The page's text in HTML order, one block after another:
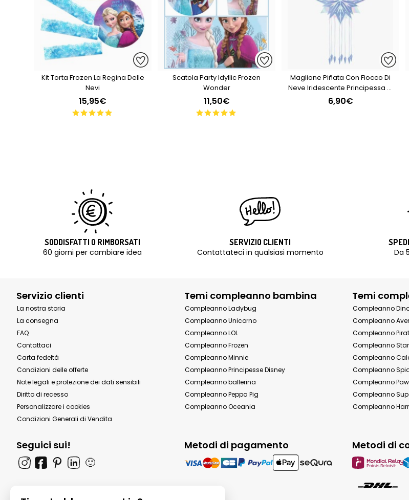
Kit Torta Frozen La Regina Delle
Nevi
15,95€
Scatola Party Idyllic Frozen
Wonder
11,50€
Maglione Piñata Con Fiocco Di
Neve Iridescente Principessa Di
Ghiaccio - 1° Premio
6,90€
SODDISFATTI O RIMBORSATI
60 giorni per cambiare idea
SERVIZIO CLIENTI
Contattateci in qualsiasi momento
Da
Servizio clienti
La nostra storia
La consegna
FAQ
Contattaci
Carta fedeltà
Condizioni delle offerte
Note legali e protezione dei dati sensibili
Diritto di recesso
Personalizzare i cookies
Condizioni Generali di Vendita
Temi compleanno bambina
Compleanno Ladybug
Compleanno Unicorno
Compleanno LOL
Compleanno Frozen
Compleanno Minnie
Compleanno Principesse Disney
Compleanno ballerina
Compleanno Peppa Pig
Compleanno Oceania
Temi
Compleanno
Compleanno
Compleanno
Compleanno
Compleanno
Compleanno
Compleanno
Compleanno
Compleanno
Seguici sui!
🙂
Metodi di pagamento Metodi di